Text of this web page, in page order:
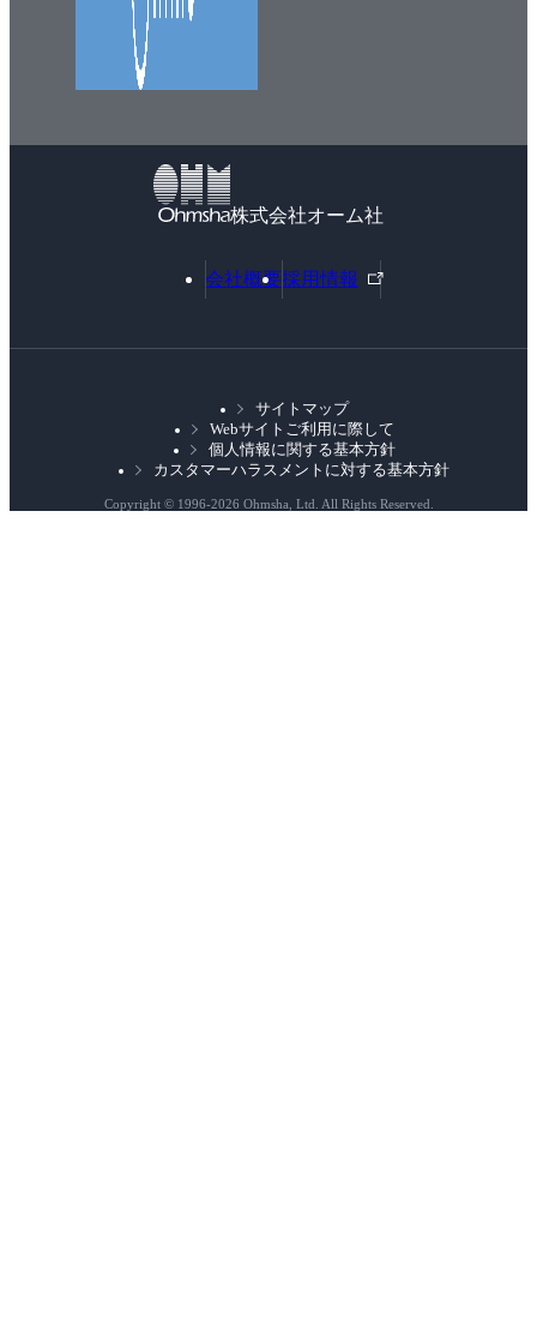
株式会社オーム社
会社概要採用情報
外
部
ン
サイトマップ
Webサイトご利用に際して
個人情報に関する基本方針
カスタマーハラスメントに対する基本方針
Copyright © 1996-2026 Ohmsha, Ltd. All Rights Reserved.